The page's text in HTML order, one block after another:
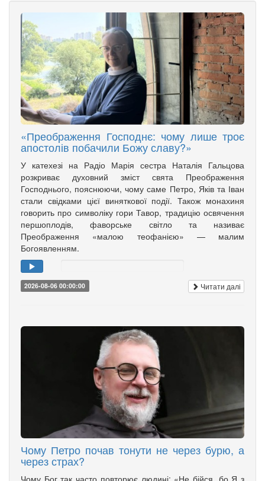
«Преображення Господнє: чому лише троє
апостолів побачили Божу славу?»
У катехезі на Радіо Марія сестра Наталія Гальцова
розкриває духовний зміст свята Преображення
Господнього, пояснюючи, чому саме Петро, Яків та Іван
стали свідками цієї виняткової події. Також монахиня
говорить про символіку гори Тавор, традицію освячення
першоплодів, фаворське світло та називає
Преображення «малою теофанією» — малим
Богоявленням.
2026-08-06 00:00:00 Читати далі
Чому Петро почав тонути не через бурю, а
через страх?
Чому Бог так часто повторює людині: «Не бійся, бо Я з